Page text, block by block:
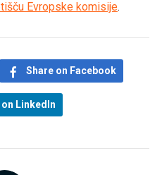
Evropske komisije.
Share on Facebook
LinkedIn